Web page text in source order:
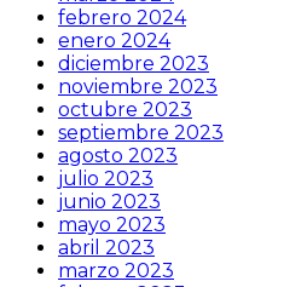
febrero 2024
enero 2024
diciembre 2023
noviembre 2023
octubre 2023
septiembre 2023
agosto 2023
julio 2023
junio 2023
mayo 2023
abril 2023
marzo 2023